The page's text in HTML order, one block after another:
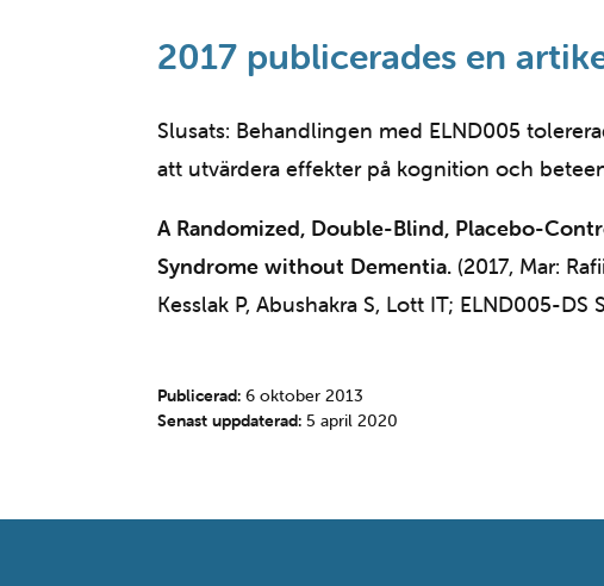
2017 publicerades en
Slusats: Behandlingen med ELND005
att utvärdera effekter på kognition och
A Randomized, Double-Blind, Placebo-
Syndrome without Dementia. (2017, Mar:
Kesslak P, Abushakra S, Lott IT; ELND005-DS
Publicerad: 6 oktober 2013
Senast uppdaterad: 5 april 2020